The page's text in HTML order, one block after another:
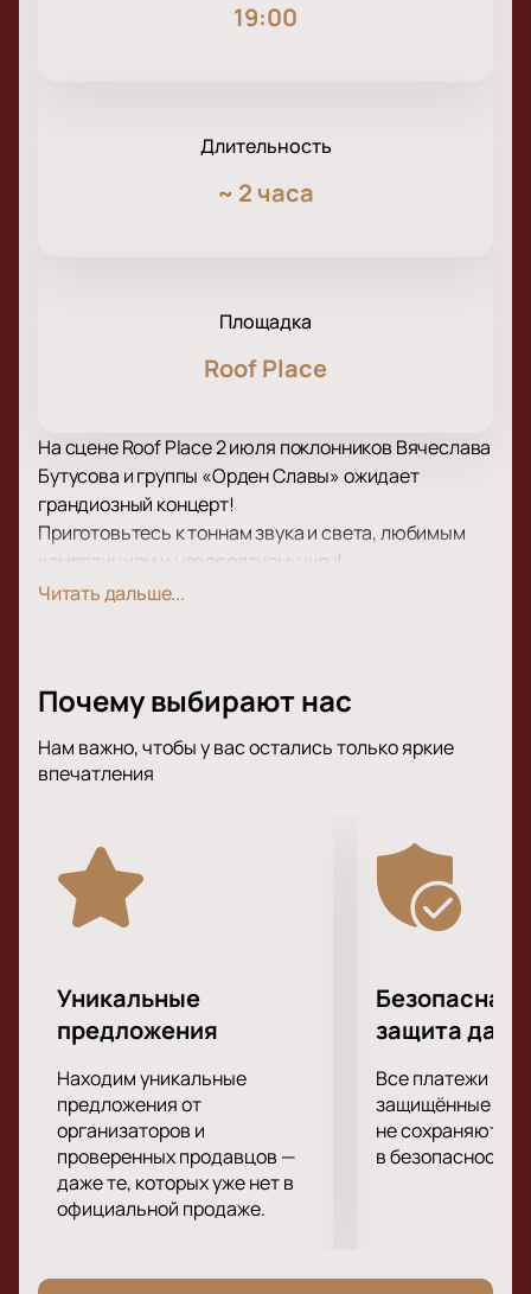
19:00
Длительность
~ 2 часа
Площадка
Roof Place
На сцене Roof Place 2 июля поклонников Вячеслава
Бутусова и группы «Орден Славы» ожидает
грандиозный концерт!
Приготовьтесь к тоннам звука и света, любимым
композициям и невероятному шоу!
В рамках концертной программы прозвучат как
совсем недавно. Концерт пройдет в поддержку
Зрителей традиционно ожидает море драйва и
отличного настроения, возможность вживую
подпевать им, а также невероятное шоу, которое
исполнители подарят своим поклонникам на сцене.
Подарите себе невероятные впечатления от
посещения концерта своей любимой группы!
Читать дальше...
Почему выбирают нас
Нам важно, чтобы у вас остались только яркие
впечатления
Уникальные
предложения
Находим уникальные
предложения от
организаторов и
проверенных продавцов —
даже те, которых уже нет в
официальной продаже.
Безопасная
защита
Все платежи
защищённые
не сохраняются
в безопасности.